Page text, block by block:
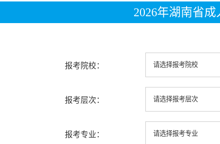
2026年湖南省
报考院校：
报考层次：
报考专业：